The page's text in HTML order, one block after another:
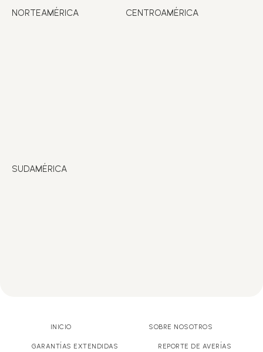
NORTEAMÉRICA CENTROAMÉRICA
SUDAMÉRICA
INICIO SOBRE NOSOTROS
GARANTÍAS EXTENDIDAS REPORTE DE AVERÍAS